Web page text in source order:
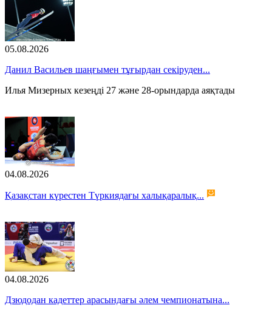
05.08.2026
Данил Васильев шаңғымен тұғырдан секіруден...
Илья Мизерных кезеңді 27 және 28-орындарда аяқтады
04.08.2026
Қазақстан күрестен Түркиядағы халықаралық...
04.08.2026
Дзюдодан кадеттер арасындағы әлем чемпионатына...